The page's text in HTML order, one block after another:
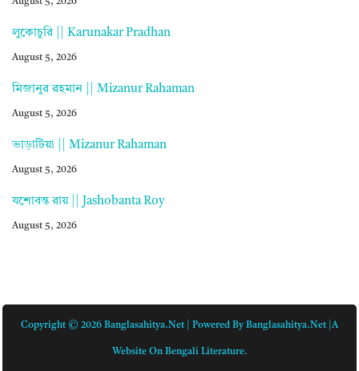
লুকোচুরি || Karunakar Pradhan
August 5, 2026
মিজানুর রহমান || Mizanur Rahaman
August 5, 2026
ভাড়াটিয়া || Mizanur Rahaman
August 5, 2026
যশোবন্ত রায় || Jashobanta Roy
August 5, 2026
Copyright © 2026 Banglasahitya.net | Powered By Banglasahitya.net |A
Website On Bengali Literature.